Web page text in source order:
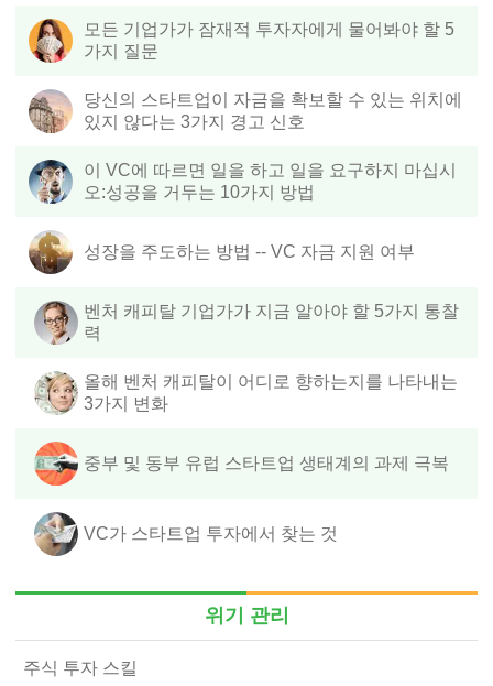
모든 기업가가 잠재적 투자자에게 물어봐야 할 5
가지 질문
당신의 스타트업이 자금을 확보할 수 있는 위치에
있지 않다는 3가지 경고 신호
이 VC에 따르면 일을 하고 일을 요구하지 마십시
오:성공을 거두는 10가지 방법
성장을 주도하는 방법 -- VC 자금 지원 여부
벤처 캐피탈 기업가가 지금 알아야 할 5가지 통찰
력
올해 벤처 캐피탈이 어디로 향하는지를 나타내는
3가지 변화
중부 및 동부 유럽 스타트업 생태계의 과제 극복
VC가 스타트업 투자에서 찾는 것
위기 관리
주식 투자 스킬